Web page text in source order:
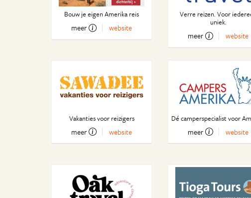
Bouw je eigen Amerika reis
meer website
Verre reizen. Voor
uniek.
meer website
Vakanties voor reizigers
meer website
Dé camperspecialist voor
meer website